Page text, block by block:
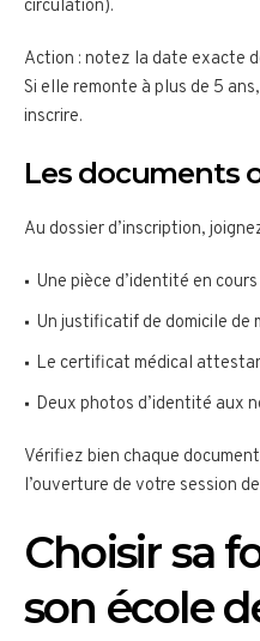
circulation).
Action : notez la date exacte
Si elle remonte à plus de 5
inscrire.
Les documents
Au dossier d’inscription,
Une pièce d’identité en
Un justificatif de domicile de
Le certificat médical
Deux photos d’identité aux
Vérifiez bien chaque
l’ouverture de votre session
Choisir sa
son école